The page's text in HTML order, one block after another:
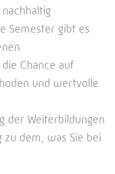
Semester gibt es
Chance auf
und wertvolle
der Weiterbildungen
dem, was Sie bei